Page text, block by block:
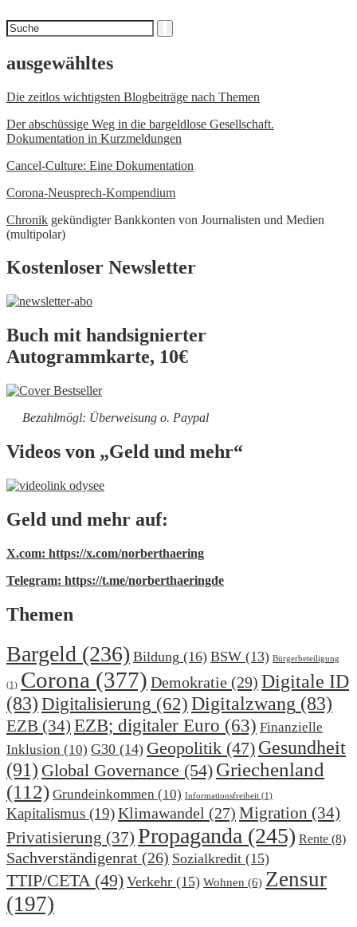
Suchen
nach
ausgewähltes
Die zeitlos wichtigsten Blogbeiträge nach Themen
Der abschüssige Weg in die bargeldlose Gesellschaft.
Dokumentation in Kurzmeldungen
Cancel-Culture: Eine Dokumentation
Corona-Neusprech-Kompendium
Chronik gekündigter Bankkonten von Journalisten und Medien
(multipolar)
Kostenloser Newsletter
Buch mit handsignierter
Autogrammkarte, 10€
Bezahlmögl: Überweisung o. Paypal
Videos von „Geld und mehr“
Geld und mehr auf:
X.com: https://x.com/norberthaering
Telegram: https://t.me/norberthaeringde
Themen
Bargeld (236) Bildung (16) BSW (13) Bürgerbeteiligung
(1) Corona (377) Demokratie (29) Digitale ID
(83) Digitalisierung (62) Digitalzwang (83)
EZB (34) EZB; digitaler Euro (63) Finanzielle
Inklusion (10) G30 (14) Geopolitik (47) Gesundheit
(91) Global Governance (54) Griechenland
(112) Grundeinkommen (10) Informationsfreiheit (1)
Kapitalismus (19)Klimawandel (27) Migration (34)
Privatisierung (37) Propaganda (245) Rente (8)
Sachverständigenrat (26) Sozialkredit (15)
TTIP/CETA (49) Verkehr (15) Wohnen (6) Zensur
(197)